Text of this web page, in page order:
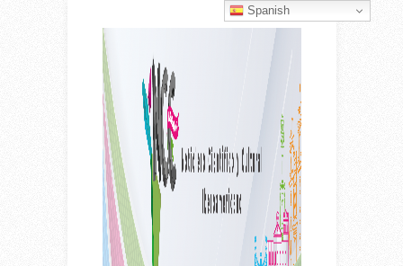
Spanish